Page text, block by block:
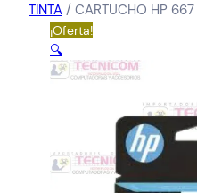
TINTA / CARTUCHO HP
¡Oferta!
🔍